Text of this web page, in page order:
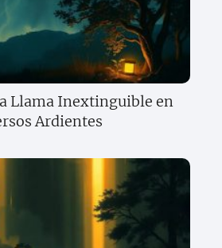
Llama Inextinguible en
Ardientes